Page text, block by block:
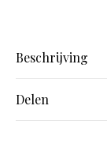
Beschrijving
Delen